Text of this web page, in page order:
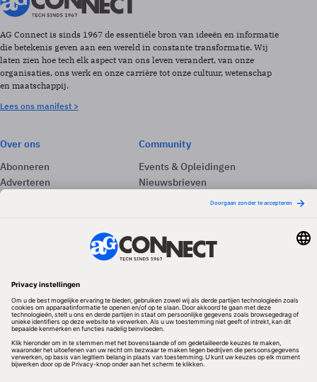
AG Connect is sinds 1967 de essentiële bron van ideeën en informatie
die betekenis geven aan een wereld in constante transformatie. Wij
laten zien hoe tech elk aspect van ons leven verandert, van onze
organisaties, ons werk en onze carrière tot onze cultuur, wetenschap
en maatschappij.
Lees ons manifest >
Over ons
Abonneren
Adverteren
Community
Events & Opleidingen
Nieuwsbrieven
Redactionele partner